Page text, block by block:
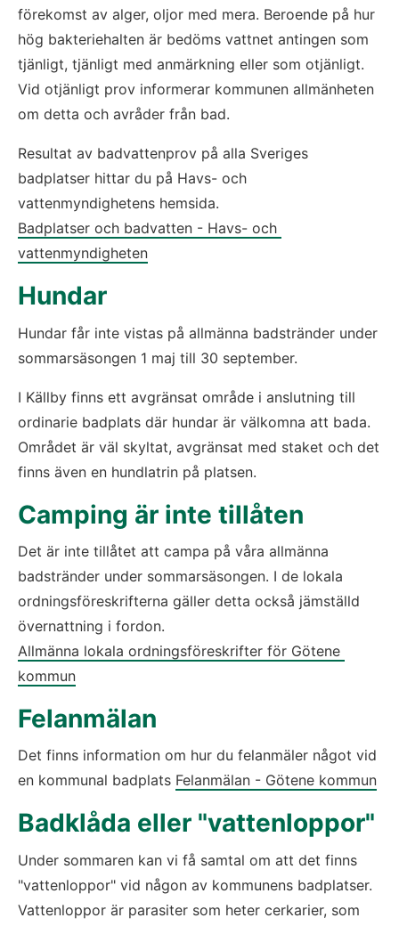
förekomst av alger, oljor med mera. Beroende på hur
hög bakteriehalten är bedöms vattnet antingen som
tjänligt, tjänligt med anmärkning eller som otjänligt.
Vid otjänligt prov informerar kommunen allmänheten
om detta och avråder från bad.
Resultat av badvattenprov på alla Sveriges
badplatser hittar du på Havs- och
vattenmyndighetens hemsida.
Badplatser och badvatten - Havs- och
vattenmyndigheten
Hundar
Hundar får inte vistas på allmänna badstränder under
sommarsäsongen 1 maj till 30 september.
I Källby finns ett avgränsat område i anslutning till
ordinarie badplats där hundar är välkomna att bada.
Området är väl skyltat, avgränsat med staket och det
finns även en hundlatrin på platsen.
Camping är inte tillåten
Det är inte tillåtet att campa på våra allmänna
badstränder under sommarsäsongen. I de lokala
ordningsföreskrifterna gäller detta också jämställd
övernattning i fordon.
Allmänna lokala ordningsföreskrifter för Götene
kommun
Felanmälan
Det finns information om hur du felanmäler något vid
en kommunal badplats Felanmälan - Götene kommun
Badklåda eller "vattenloppor"
Under sommaren kan vi få samtal om att det finns
"vattenloppor" vid någon av kommunens badplatser.
Vattenloppor är parasiter som heter cerkarier, som